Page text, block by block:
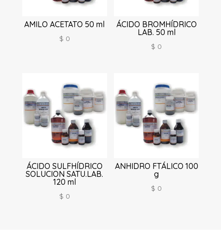
AMILO ACETATO 50 ml
$ 0
ÁCIDO BROMHÍDRICO
LAB. 50 ml
$ 0
ÁCIDO SULFHÍDRICO
SOLUCION SATU.LAB.
120 ml
$ 0
ANHIDRO FTÁLICO 100
g
$ 0